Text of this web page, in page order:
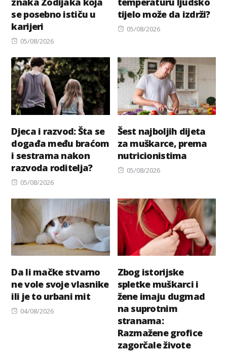
se posebno ističu u
karijeri
Posted
05/08/2026
tijelo može da izdrži?
Posted
05/08/2026
Djeca i razvod: Šta se
događa među braćom
i sestrama nakon
razvoda roditelja?
Posted
05/08/2026
Šest najboljih dijeta
za muškarce, prema
nutricionistima
Posted
05/08/2026
Da li mačke stvarno
ne vole svoje vlasnike
ili je to urbani mit
Posted
04/08/2026
Zbog istorijske
spletke muškarci i
žene imaju dugmad
na suprotnim
stranama:
Razmažene grofice
zagorčale živote